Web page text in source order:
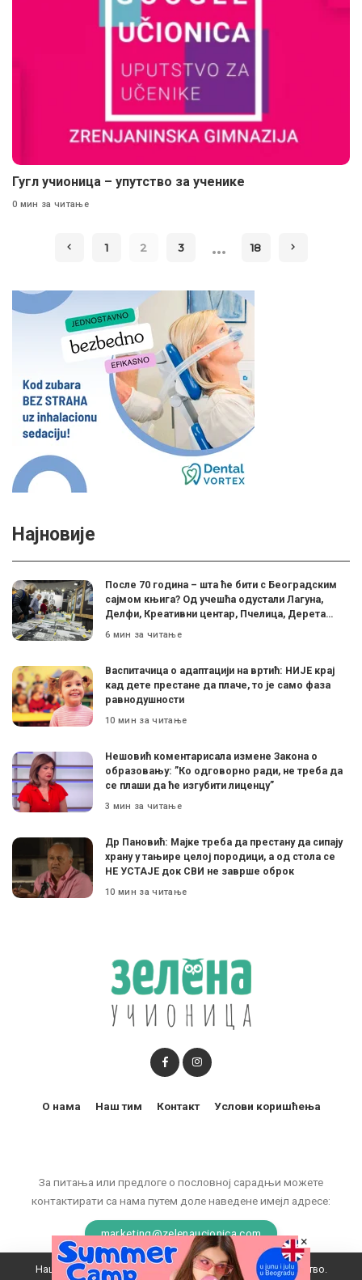
Гугл учионица – упутство за ученике
0 мин за читање
1 2 3 … 18
Најновије
После 70 година – шта ће бити с Београдским
сајмом књига? Од учешћа одустали Лагуна,
Делфи, Креативни центар, Пчелица, Дерета…
6 мин за читање
Васпитачица о адаптацији на вртић: НИЈЕ крај
кад дете престане да плаче, то је само фаза
равнодушности
10 мин за читање
Нешовић коментарисала измене Закона о
образовању: ”Ко одговорно ради, не треба да
се плаши да ће изгубити лиценцу”
3 мин за читање
Др Пановић: Мајке треба да престану да сипају
храну у тањире целој породици, а од стола се
НЕ УСТАЈЕ док СВИ не заврше оброк
10 мин за читање
За питања или предлоге о пословној сарадњи можете
контактирати са нама путем доле наведене имејл адресе:
marketing@zelenaucionica.com
О нама Наш тим Контакт Услови коришћења
Наш вебсајт користи колачиће да побољша ваше искуство.
×